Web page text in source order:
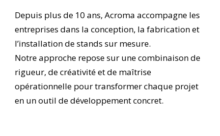
Depuis plus de 10 ans, Acroma accompagne les
entreprises dans la conception, la fabrication et
l’installation de stands sur mesure.
Notre approche repose sur une combinaison de
rigueur, de créativité et de maîtrise
opérationnelle pour transformer chaque projet
en un outil de développement concret.